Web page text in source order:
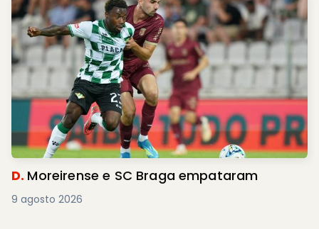
D. Moreirense e SC Braga empataram
9 agosto 2026